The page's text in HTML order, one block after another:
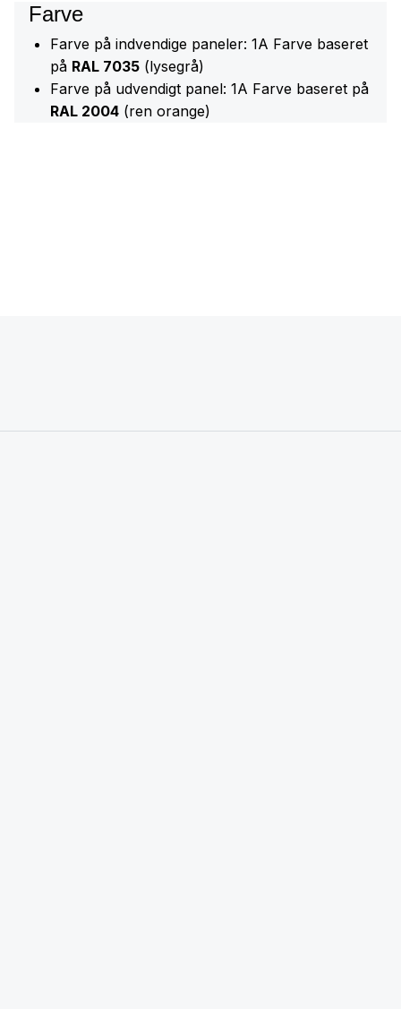
Farve
Farve på indvendige paneler: 1A Farve baseret
på RAL 7035 (lysegrå)
Farve på udvendigt panel: 1A Farve baseret på
RAL 2004 (ren orange)